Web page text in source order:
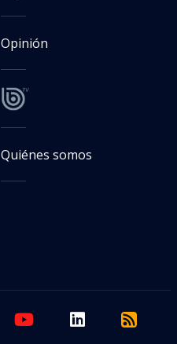
Opinión
Quiénes somos